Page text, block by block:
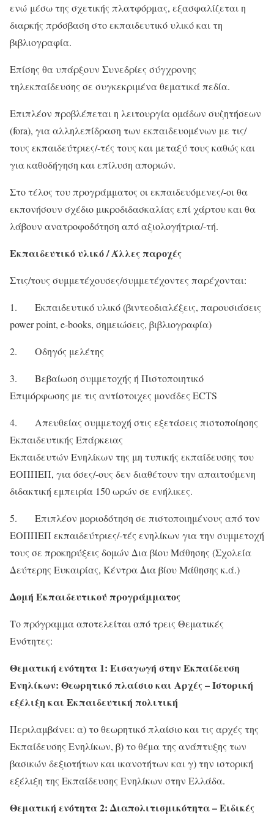
ενώ μέσω της σχετικής πλατφόρμας, εξασφαλίζεται η
διαρκής πρόσβαση στο εκπαιδευτικό υλικό και τη
βιβλιογραφία.
Επίσης θα υπάρξουν Συνεδρίες σύγχρονης
τηλεκπαίδευσης σε συγκεκριμένα θεματικά πεδία.
Επιπλέον προβλέπεται η λειτουργία ομάδων συζητήσεων
(fora), για αλληλεπίδραση των εκπαιδευομένων με τις/
τους εκπαιδεύτριες/-τές τους και μεταξύ τους καθώς και
για καθοδήγηση και επίλυση αποριών.
Στο τέλος του προγράμματος οι εκπαιδευόμενες/-οι θα
εκπονήσουν σχέδιο μικροδιδασκαλίας επί χάρτου και θα
λάβουν ανατροφοδότηση από αξιολογήτρια/-τή.
Εκπαιδευτικό υλικό / Άλλες παροχές
Στις/τους συμμετέχουσες/συμμετέχοντες παρέχονται:
1. Εκπαιδευτικό υλικό (βιντεoδιαλέξεις, παρουσιάσεις
power point, e-bοoks, σημειώσεις, βιβλιογραφία)
2. Οδηγός μελέτης
3. Βεβαίωση συμμετοχής ή Πιστοποιητικό
Επιμόρφωσης με τις αντίστοιχες μονάδες ECTS
4. Απευθείας συμμετοχή στις εξετάσεις πιστοποίησης
Εκπαιδευτικής Επάρκειας
Εκπαιδευτών Ενηλίκων της μη τυπικής εκπαίδευσης του
ΕΟΠΠΕΠ, για όσες/-ους δεν διαθέτουν την απαιτούμενη
διδακτική εμπειρία 150 ωρών σε ενήλικες.
5. Επιπλέον μοριοδότηση σε πιστοποιημένους από τον
ΕΟΠΠΕΠ εκπαιδεύτριες/-τές ενηλίκων για την συμμετοχή
τους σε προκηρύξεις δομών Δια βίου Μάθησης (Σχολεία
Δεύτερης Ευκαιρίας, Κέντρα Δια βίου Μάθησης κ.ά.)
Δομή Εκπαιδευτικού προγράμματος
Το πρόγραμμα αποτελείται από τρεις Θεματικές
Ενότητες:
Θεματική ενότητα 1: Εισαγωγή στην Εκπαίδευση
Ενηλίκων: Θεωρητικό πλαίσιο και Αρχές – Ιστορική
εξέλιξη και Εκπαιδευτική πολιτική
Περιλαμβάνει: α) το θεωρητικό πλαίσιο και τις αρχές της
Εκπαίδευσης Ενηλίκων, β) το θέμα της ανάπτυξης των
βασικών δεξιοτήτων και ικανοτήτων και γ) την ιστορική
εξέλιξη της Εκπαίδευσης Ενηλίκων στην Ελλάδα.
Θεματική ενότητα 2: Διαπολιτισμικότητα – Ειδικές